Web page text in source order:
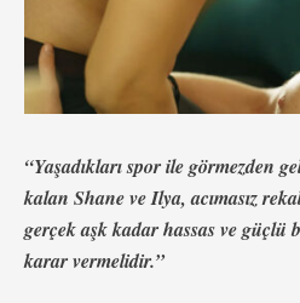
“Yaşadıkları spor ile görmezden
kalan Shane ve Ilya, acımasız
gerçek aşk kadar hassas ve güçlü
karar vermelidir.”